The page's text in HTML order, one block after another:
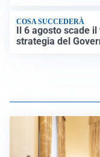
COSA SUCCEDERÀ
Il 6 agosto scade
strategia del